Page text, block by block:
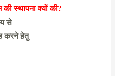
स्थापना क्यों की?
से
करने हेतु